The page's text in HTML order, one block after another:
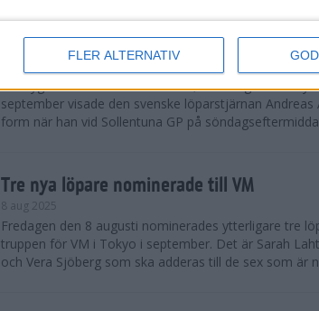
FLER ALTERNATIV
Svenskt rekord när Almgren testade VM-
En dryg månad före friidrotts-VM, som avgörs i
september visade den svenske löparstjärnan Andreas
form när han vid Sollentuna GP på
Tre nya löpare nominerade till VM
8 aug 2025
Fredagen den 8 augusti nominerades ytterligare tre
truppen för VM i Tokyo i september. Det är Sarah
och Vera Sjöberg som ska adderas till de sex som är